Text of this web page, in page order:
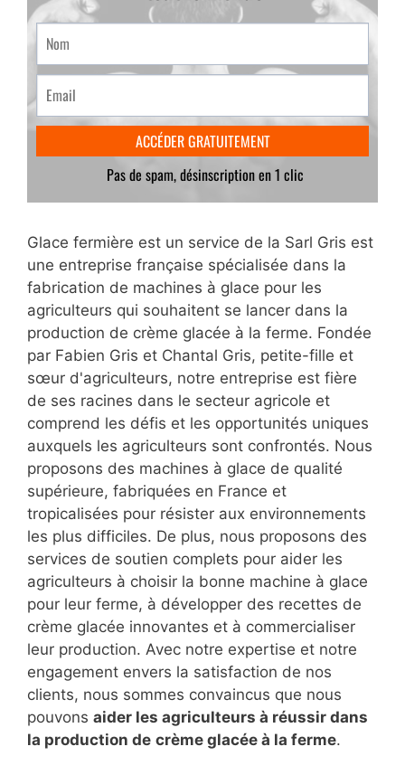
Glace fermière est un service de la Sarl Gris est
une entreprise française spécialisée dans la
fabrication de machines à glace pour les
agriculteurs qui souhaitent se lancer dans la
production de crème glacée à la ferme. Fondée
par Fabien Gris et Chantal Gris, petite-fille et
sœur d'agriculteurs, notre entreprise est fière
de ses racines dans le secteur agricole et
comprend les défis et les opportunités uniques
auxquels les agriculteurs sont confrontés. Nous
proposons des machines à glace de qualité
supérieure, fabriquées en France et
tropicalisées pour résister aux environnements
les plus difficiles. De plus, nous proposons des
services de soutien complets pour aider les
agriculteurs à choisir la bonne machine à glace
pour leur ferme, à développer des recettes de
crème glacée innovantes et à commercialiser
leur production. Avec notre expertise et notre
engagement envers la satisfaction de nos
clients, nous sommes convaincus que nous
pouvons aider les agriculteurs à réussir dans
la production de crème glacée à la ferme.